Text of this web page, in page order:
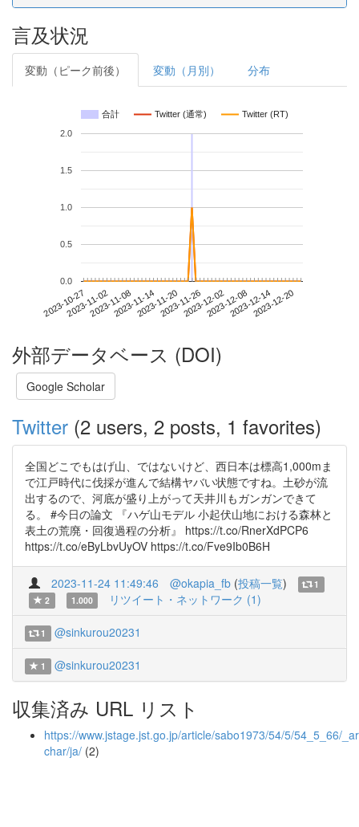
言及状況
変動（ピーク前後） 変動（月別） 分布
合計 Twitter (通常) Twitter (RT)
2023-10-272023-11-022023-11-082023-11-142023-11-202023-11-262023-12-022023-12-082023-12-142023-12-20
0.0
0.5
1.0
1.5
2.0
外部データベース (DOI)
Google Scholar
Twitter (2 users, 2 posts, 1 favorites)
全国どこでもはげ山、ではないけど、西日本は標高1,000mま
で江戸時代に伐採が進んで結構ヤバい状態ですね。土砂が流
出するので、河底が盛り上がって天井川もガンガンできて
る。 #今日の論文 『ハゲ山モデル 小起伏山地における森林と
表土の荒廃・回復過程の分析』 https://t.co/RnerXdPCP6
https://t.co/eByLbvUyOV https://t.co/Fve9Ib0B6H
2023-11-24 11:49:46 @okapia_fb (投稿一覧)
1
2
1.000 リツイート・ネットワーク (1)
1 @sinkurou20231
1 @sinkurou20231
収集済み URL リスト
https://www.jstage.jst.go.jp/article/sabo1973/54/5/54_5_66/
char/ja/ (2)